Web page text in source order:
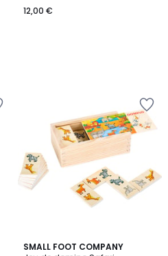
12,00 €
SMALL FOOT COMPANY